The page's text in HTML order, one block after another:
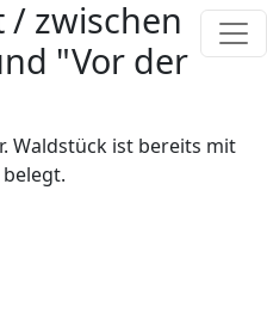
/ zwischen
"Vor der
Waldstück ist bereits mit